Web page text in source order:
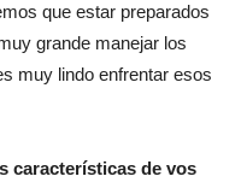
que estar preparados
grande manejar los
muy lindo enfrentar esos
características de vos